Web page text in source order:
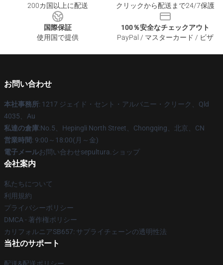
200カ国以上に配送
クリックから配送まで24/7保護
国際保証
使用国で提供
100％安全なチェックアウト
PayPal / マスターカード / ビザ
お問い合わせ
本社事務所: 1217 ジェイド・セント・アルバニー・クリーク、Qld
4035、Au
私達の倉庫:No.5、Hepingli North Street、Chongqing、北京、CN
営業時間: 9:00～18:00(月～金)
電子メールお問い合わせsepultura.ショップ
会社案内
私たちについて
利用規約
プライバシーポリシー
DMCA - 著作権ポリシー
カリフォルニアSB657: サプライチェーンの透明性法
当社のサポート